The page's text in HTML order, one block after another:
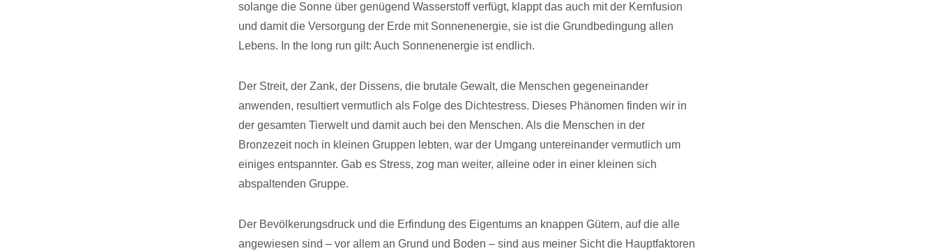
solange die Sonne über genügend Wasserstoff verfügt, klappt das auch mit der Kernfusion
und damit die Versorgung der Erde mit Sonnenenergie, sie ist die Grundbedingung allen
Lebens. In the long run gilt: Auch Sonnenenergie ist endlich.
Der Streit, der Zank, der Dissens, die brutale Gewalt, die Menschen gegeneinander
anwenden, resultiert vermutlich als Folge des Dichtestress. Dieses Phänomen finden wir in
der gesamten Tierwelt und damit auch bei den Menschen. Als die Menschen in der
Bronzezeit noch in kleinen Gruppen lebten, war der Umgang untereinander vermutlich um
einiges entspannter. Gab es Stress, zog man weiter, alleine oder in einer kleinen sich
abspaltenden Gruppe.
Der Bevölkerungsdruck und die Erfindung des Eigentums an knappen Gütern, auf die alle
angewiesen sind – vor allem an Grund und Boden – sind aus meiner Sicht die Hauptfaktoren